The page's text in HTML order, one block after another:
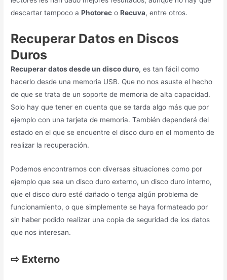
descartar tampoco aPhotorec oRecuva, entre otros.
Recuperar Datos en Discos
Duros
Recuperar datos desde un disco duro, es tan fácil como
hacerlo desde una memoria USB. Que no nos asuste el hecho
de que se trata de un soporte de memoria de alta capacidad.
Solo hay que tener en cuenta que se tarda algo más que por
ejemplo con una tarjeta de memoria. También dependerá del
estado en el que se encuentre el disco duro en el momento de
realizar la recuperación.
Podemos encontrarnos con diversas situaciones como por
ejemplo que sea un disco duro externo, un disco duro interno,
que el disco duro esté dañado o tenga algún problema de
funcionamiento, o que simplemente se haya formateado por
sin haber podido realizar una copia de seguridad de los datos
que nos interesan.
⇨ Externo